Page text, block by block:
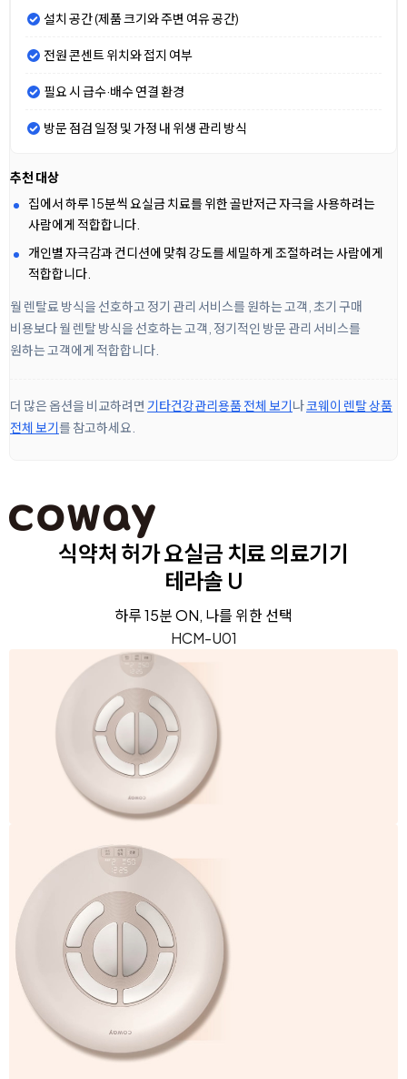
설치 공간 (제품 크기와 주변 여유 공간)
전원 콘센트 위치와 접지 여부
필요 시 급수·배수 연결 환경
방문 점검 일정 및 가정 내 위생 관리 방식
추천 대상
집에서 하루 15분씩 요실금 치료를 위한 골반저근 자극을 사용하려는
사람에게 적합합니다.
개인별 자극감과 컨디션에 맞춰 강도를 세밀하게 조절하려는 사람에게
적합합니다.
월 렌탈료 방식을 선호하고 정기 관리 서비스를 원하는 고객, 초기 구매
비용보다 월 렌탈 방식을 선호하는 고객, 정기적인 방문 관리 서비스를
원하는 고객에게 적합합니다.
더 많은 옵션을 비교하려면 기타건강관리용품 전체 보기나코웨이 렌탈 상품
전체 보기를 참고하세요.
식약처 허가 요실금 치료 의료기기
테라솔 U
하루 15분 ON, 나를 위한 선택
HCM-U01